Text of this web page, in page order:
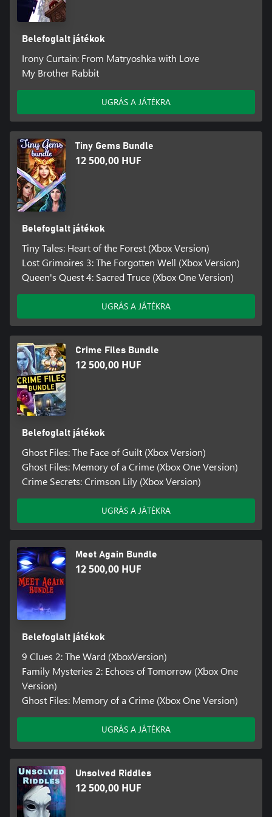
Belefoglalt játékok
Irony Curtain: From Matryoshka with Love
My Brother Rabbit
UGRÁS A JÁTÉKRA
Tiny Gems Bundle
12 500,00 HUF
Belefoglalt játékok
Tiny Tales: Heart of the Forest (Xbox Version)
Lost Grimoires 3: The Forgotten Well (Xbox Version)
Queen's Quest 4: Sacred Truce (Xbox One Version)
UGRÁS A JÁTÉKRA
Crime Files Bundle
12 500,00 HUF
Belefoglalt játékok
Ghost Files: The Face of Guilt (Xbox Version)
Ghost Files: Memory of a Crime (Xbox One Version)
Crime Secrets: Crimson Lily (Xbox Version)
UGRÁS A JÁTÉKRA
Meet Again Bundle
12 500,00 HUF
Belefoglalt játékok
9 Clues 2: The Ward (XboxVersion)
Family Mysteries 2: Echoes of Tomorrow (Xbox One
Version)
Ghost Files: Memory of a Crime (Xbox One Version)
UGRÁS A JÁTÉKRA
Unsolved Riddles
12 500,00 HUF